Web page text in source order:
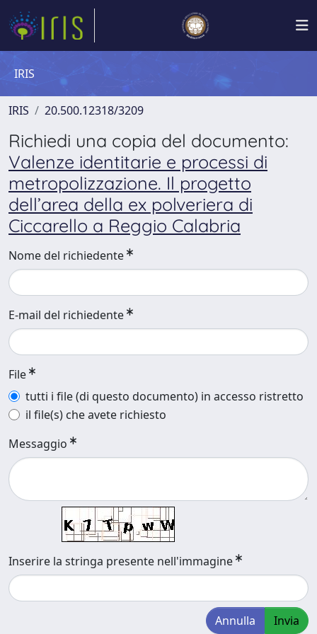
IRIS
IRIS 20.500.12318/3209
Richiedi una copia del documento:
Valenze identitarie e processi di
metropolizzazione. Il progetto
dell’area della ex polveriera di
Ciccarello a Reggio Calabria
Nome del richiedente
E-mail del richiedente
File
tutti i file (di questo documento) in accesso ristretto
il file(s) che avete richiesto
Messaggio
Inserire la stringa presente nell'immagine
Annulla Invia